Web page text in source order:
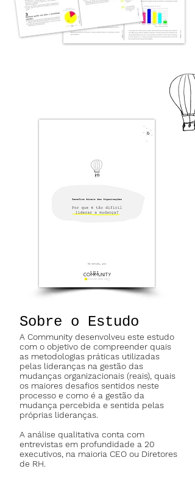
Sobre o Estudo
A Community desenvolveu este estudo
com o objetivo de compreender quais
as metodologias práticas utilizadas
pelas lideranças na gestão das
mudanças organizacionais (reais), quais
os maiores desafios sentidos neste
processo e como é a gestão da
mudança percebida e sentida pelas
próprias lideranças.
A análise qualitativa conta com
entrevistas em profundidade a 20
executivos, na maioria CEO ou Diretores
de RH.